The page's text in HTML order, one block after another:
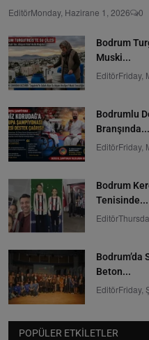
EditörMonday, Hazirane 1, 2026 0
Bodrum
Muski...
EditörFriday,
Bodrumlu
Branşında...
EditörFriday,
Bodrum
Tenisinde...
Editör
Bodrum’da
Beton...
EditörFriday,
POPÜLER ETKILETLER